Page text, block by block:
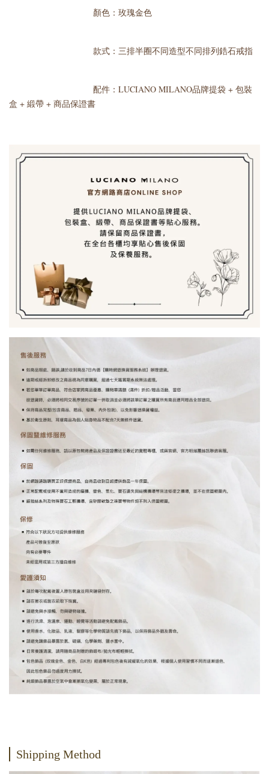
顏色：玫瑰金色
款式：三排半圈不同造型不同排列鋯石戒指
配件：LUCIANO MILANO品牌提袋 + 包裝
盒 + 緞帶 + 商品保證書
Shipping Method